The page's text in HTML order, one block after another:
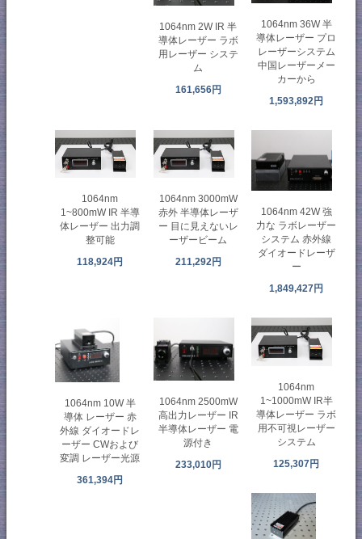
1064nm 2W IR 半
導体レーザー ラボ
用レーザー システ
ム
161,656円
1064nm 36W 半
導体レーザー プロ
レーザーシステム
中国レーザーメー
カーから
1,593,892円
1064nm
1~800mW IR 半導
体レーザー 出力調
整可能
118,924円
1064nm 3000mW
赤外 半導体レーザ
ー 目に見えないレ
ーザービーム
211,292円
1064nm 42W 強
力な ラボレーザー
システム 赤外線
ダイオードレーザ
ー
1,849,427円
1064nm 10W 半
導体 レーザー 赤
外線 ダイオードレ
ーザー CWおよび
変調 レーザー光源
361,394円
1064nm 2500mW
高出力レーザー IR
半導体レーザー 電
源付き
233,010円
1064nm
1~1000mW IR半
導体レーザー ラボ
用不可視レーザー
システム
125,307円